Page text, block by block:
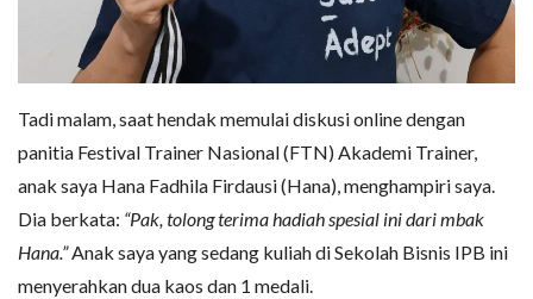
Tadi malam, saat hendak memulai diskusi online dengan
panitia Festival Trainer Nasional (FTN) Akademi Trainer,
anak saya Hana Fadhila Firdausi (Hana), menghampiri saya.
Dia berkata: “Pak, tolong terima hadiah spesial ini dari mbak
Hana.”Anak saya yang sedang kuliah di Sekolah Bisnis IPB ini
menyerahkan dua kaos dan 1 medali.